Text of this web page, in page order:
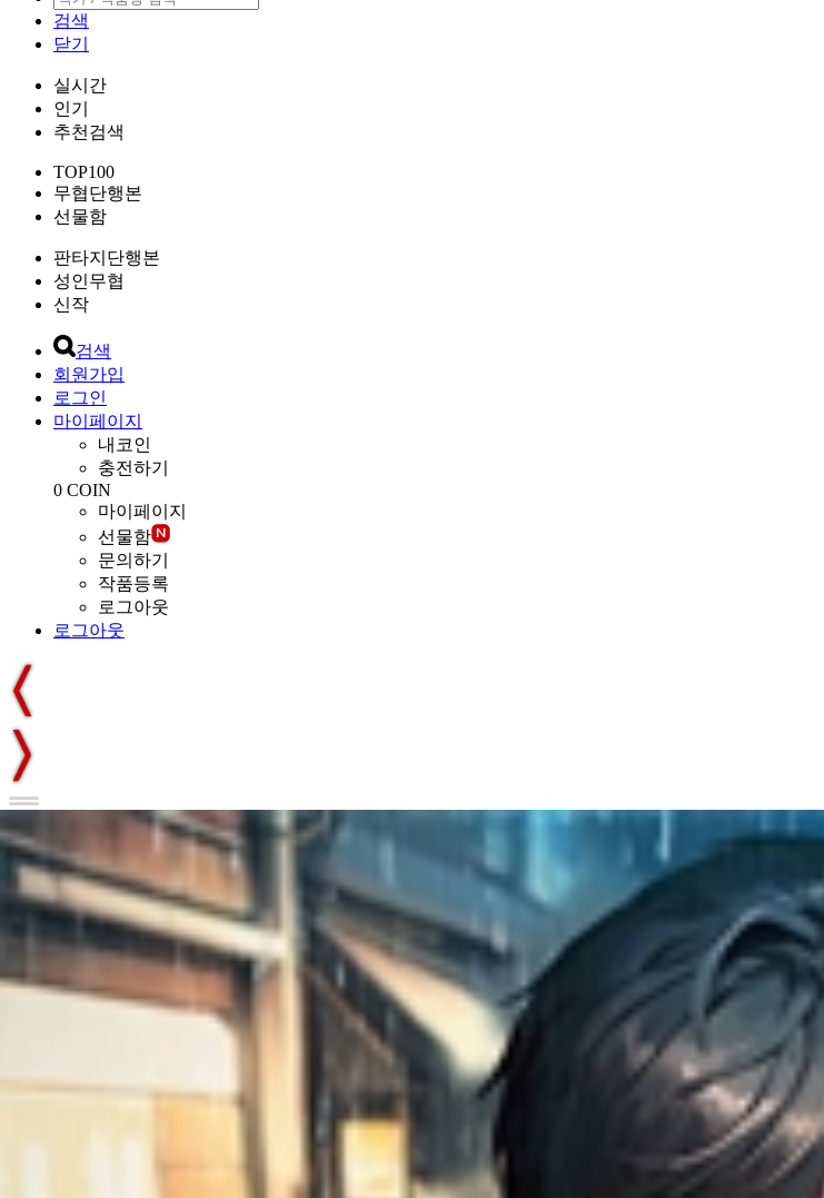
검색
닫기
실시간
인기
추천검색
TOP100
무협단행본
선물함
판타지단행본
성인무협
신작
검색
회원가입
로그인
마이페이지
내코인
충전하기
0 COIN
마이페이지
선물함
문의하기
작품등록
로그아웃
로그아웃